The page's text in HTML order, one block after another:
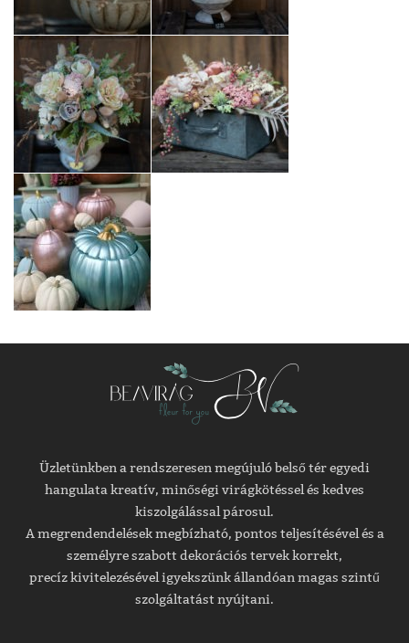
Üzletünkben a rendszeresen megújuló belső tér egyedi
hangulata kreatív, minőségi virágkötéssel és kedves
kiszolgálással párosul.
A megrendendelések megbízható, pontos teljesítésével és a
személyre szabott dekorációs tervek korrekt,
precíz kivitelezésével igyekszünk állandóan magas szintű
szolgáltatást nyújtani.